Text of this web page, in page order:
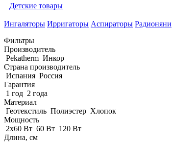
Детские товары
Ингаляторы Ирригаторы Аспираторы Радионяни
Фильтры
Производитель
Pekatherm Инкор
Страна производитель
Испания Россия
Гарантия
1 год 2 года
Материал
Геотекстиль Полиэстер Хлопок
Мощность
2x60 Вт 60 Вт 120 Вт
Длина, см